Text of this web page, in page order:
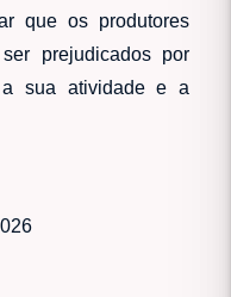
que os produtores
prejudicados por
a sua atividade e a